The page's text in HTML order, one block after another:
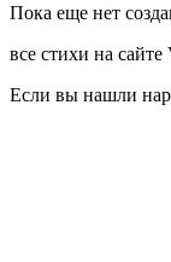
Пока еще нет
все стихи на
Если вы нашли